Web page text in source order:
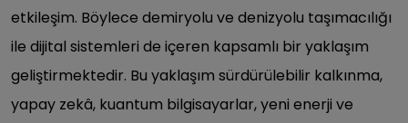
etkileşim. Böylece demiryolu ve denizyolu taşımacılığı
ile dijital sistemleri de içeren kapsamlı bir yaklaşım
geliştirmektedir. Bu yaklaşım sürdürülebilir kalkınma,
yapay zekâ, kuantum bilgisayarlar, yeni enerji ve